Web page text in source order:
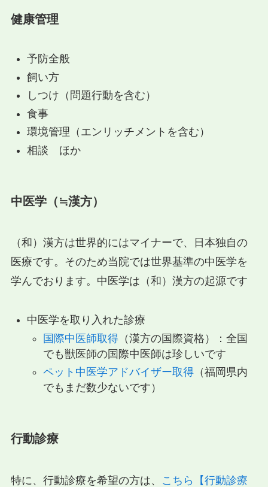
健康管理
予防全般
飼い方
しつけ（問題行動を含む）
食事
環境管理（エンリッチメントを含む）
相談 ほか
中医学（≒漢方）
（和）漢方は世界的にはマイナーで、日本独自の
医療です。そのため当院では世界基準の中医学を
学んでおります。中医学は（和）漢方の起源です
中医学を取り入れた診療
国際中医師取得（漢方の国際資格）：全国
でも獣医師の国際中医師は珍しいです
ペット中医学アドバイザー取得（福岡県内
でもまだ数少ないです）
行動診療
特に、行動診療を希望の方は、
こちら【行動診療